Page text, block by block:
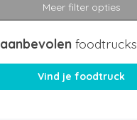
Meer filter opties
aanbevolen foodtrucks